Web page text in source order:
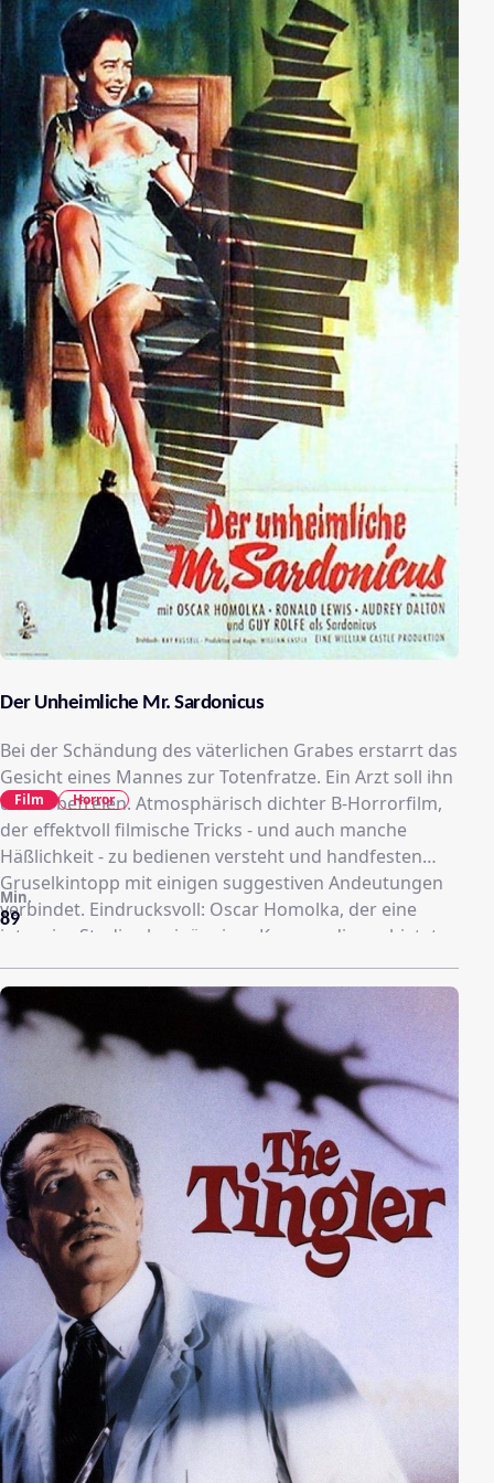
Der Unheimliche Mr. Sardonicus
Bei der Schändung des väterlichen Grabes erstarrt das
Gesicht eines Mannes zur Totenfratze. Ein Arzt soll ihn
davon befreien. Atmosphärisch dichter B-Horrorfilm,
der effektvoll filmische Tricks - und auch manche
Häßlichkeit - zu bedienen versteht und handfesten
Gruselkintopp mit einigen suggestiven Andeutungen
verbindet. Eindrucksvoll: Oscar Homolka, der eine
intensive Studie als einäugiger Kammerdiener bietet...
89
Min.
Film Horror